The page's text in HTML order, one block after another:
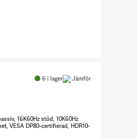
kabel
6 i lager Jämför
16K60Hz stöd, 10K60Hz
VESA DP80-certifierad, HDR10-